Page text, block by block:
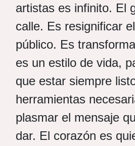
artistas es infinito. El
calle. Es resignificar
público. Es
es un estilo de vida,
que estar siempre
herramientas
plasmar el mensaje
dar. El corazón es